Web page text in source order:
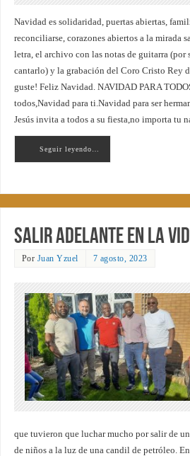
Navidad es solidaridad, puertas abiertas,
reconciliarse, corazones abiertos a la mirada
letra, el archivo con las notas de guitarra (por
cantarlo) y la grabación del Coro Cristo Rey
guste! Feliz Navidad. NAVIDAD PARA
todos,Navidad para ti.Navidad para ser
Jesús invita a todos a su fiesta,no importa tu
Seguir leyendo…
Salir adelante en la
Por Juan Yzuel 7 agosto, 2023
que tuvieron que luchar mucho por salir de
de niños a la luz de una candil de petróleo.